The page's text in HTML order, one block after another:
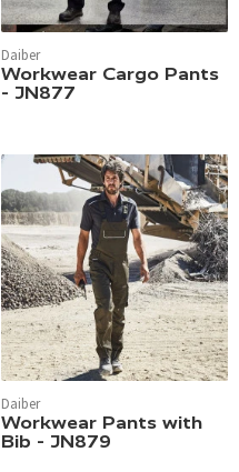
Daiber
Workwear Cargo Pants
- JN877
Daiber
Workwear Pants with
Bib - JN879